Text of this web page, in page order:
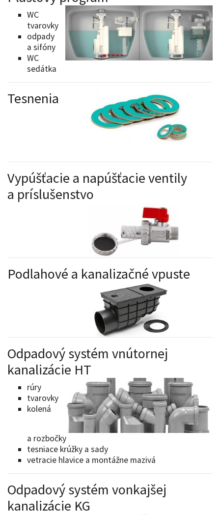
WC
tvarovky
odpady
a sifóny
WC
sedátka
Tesnenia
Vypúšťacie a napúšťacie ventily
a príslušenstvo
Podlahové a kanalizačné vpuste
Odpadový systém vnútornej
kanalizácie HT
rúry
tvarovky
kolená
a rozbočky
tesniace krúžky a sady
vetracie hlavice a montážne mazivá
Odpadový systém vonkajšej
kanalizácie KG